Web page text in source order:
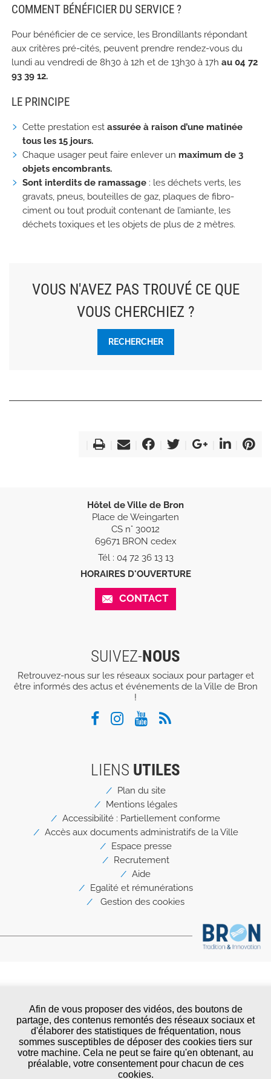
Afin de vous proposer des vidéos, des boutons de
partage, des contenus remontés des réseaux sociaux et
d'élaborer des statistiques de fréquentation, nous
sommes susceptibles de déposer des cookies tiers sur
votre machine. Cela ne peut se faire qu'en obtenant, au
préalable, votre consentement pour chacun de ces
cookies.
COMMENT BÉNÉFICIER DU SERVICE ?
Pour bénéficier de ce service, les Brondillants répondant
aux critères pré-cités, peuvent prendre rendez-vous du
lundi au vendredi de 8h30 à 12h et de 13h30 à 17h au 04 72
93 39 12.
LE PRINCIPE
Cette prestation est assurée à raison d’une matinée
tous les 15 jours.
Chaque usager peut faire enlever un maximum de 3
objets encombrants.
Sont interdits de ramassage : les déchets verts, les
gravats, pneus, bouteilles de gaz, plaques de fibro-
ciment ou tout produit contenant de l’amiante, les
déchets toxiques et les objets de plus de 2 mètres.
VOUS N'AVEZ PAS TROUVÉ CE QUE
VOUS CHERCHIEZ ?
RECHERCHER
Hôtel de Ville de Bron
Place de Weingarten
CS n° 30012
69671 BRON cedex
Tél : 04 72 36 13 13
HORAIRES D'OUVERTURE
CONTACT
SUIVEZ-NOUS
Retrouvez-nous sur les réseaux sociaux pour partager et
être informés des actus et événements de la Ville de Bron
!
LIENS UTILES
Menu
Pied
de
page
Plan du site
Mentions légales
Accessibilité : Partiellement conforme
Accès aux documents administratifs de la Ville
Espace presse
Recrutement
Aide
Egalité et rémunérations
Gestion des cookies